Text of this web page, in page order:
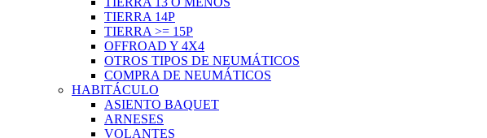
TIERRA 14P
TIERRA >= 15P
OFFROAD Y 4X4
OTROS TIPOS DE NEUMÁTICOS
COMPRA DE NEUMÁTICOS
HABITÁCULO
ASIENTO BAQUET
ARNESES
VOLANTES